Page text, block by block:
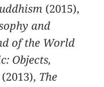
(2015),
and
of the World
Objects,
(2013), The